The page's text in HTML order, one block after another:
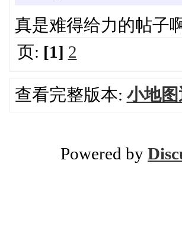
真是难得给力的帖子啊
页: [1] 2
查看完整版本: 小地
Powered by